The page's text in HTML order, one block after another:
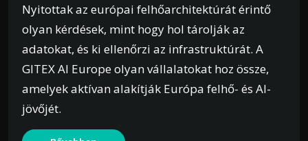
Nyitottak az európai felhőarchitektúrát érintő
olyan kérdések, mint hogy hol tárolják az
adatokat, és ki ellenőrzi az infrastruktúrát. A
GITEX AI Europe olyan vállalatokat hoz össze,
amelyek aktívan alakítják Európa felhő- és AI-
jövőjét.